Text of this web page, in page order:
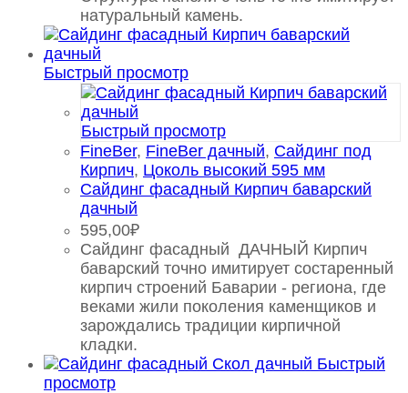
натуральный камень.
Быстрый просмотр
Быстрый просмотр
FineBer, FineBer дачный, Сайдинг под
Кирпич, Цоколь высокий 595 мм
Сайдинг фасадный Кирпич баварский
дачный
595,00₽
Сайдинг фасадный ДАЧНЫЙ Кирпич
баварский точно имитирует состаренный
кирпич строений Баварии - региона, где
веками жили поколения каменщиков и
зарождались традиции кирпичной
кладки.
Быстрый
просмотр